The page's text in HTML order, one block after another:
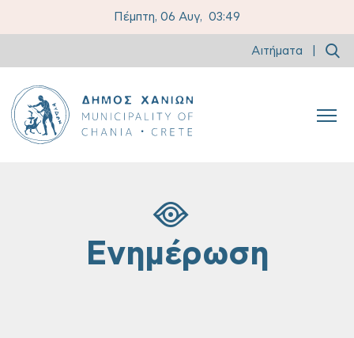
Πέμπτη, 06 Αυγ, 03:49
Αιτήματα
Ενημέρωση